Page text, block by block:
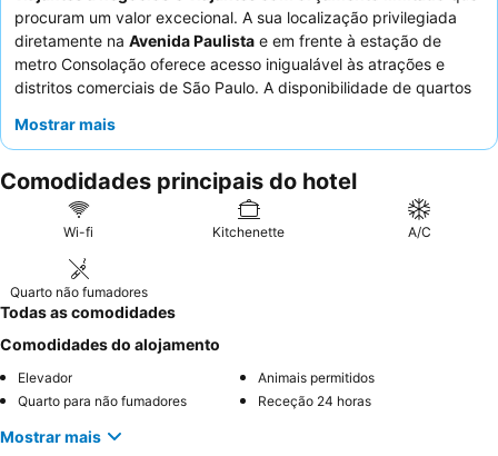
procuram um valor excecional. A sua localização privilegiada
diretamente na Avenida Paulista e em frente à estação de
metro Consolação oferece acesso inigualável às atrações e
distritos comerciais de São Paulo. A disponibilidade de quartos
indução, proporciona maior conveniência para estadias mais
refeições. Os hóspedes elogiam consistentemente a
da equipa do hotel
extenso e delicioso buffet de pequeno-
almoço. Para uma experiência mais tranquila, os hóspedes são
ao potencial ruído da movimentada avenida.
Mostrar mais
Comodidades principais do hotel
Wi-fi Kitchenette A/C
Quarto não fumadores
Todas as comodidades
Comodidades do alojamento
Elevador
Animais permitidos
Quarto para não fumadores
Receção 24 horas
Mostrar mais